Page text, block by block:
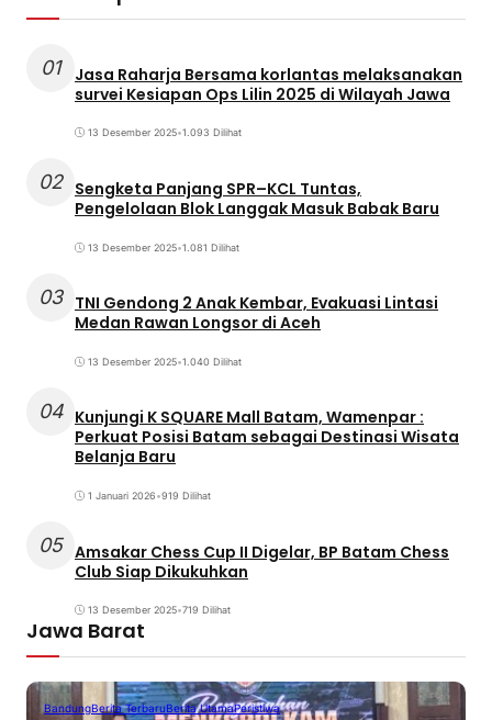
01
Jasa Raharja Bersama korlantas melaksanakan
survei Kesiapan Ops Lilin 2025 di Wilayah Jawa
13 Desember 2025•1.093 Dilihat
02 Sengketa Panjang SPR–KCL Tuntas,
Pengelolaan Blok Langgak Masuk Babak Baru
13 Desember 2025•1.081 Dilihat
03 TNI Gendong 2 Anak Kembar, Evakuasi Lintasi
Medan Rawan Longsor di Aceh
13 Desember 2025•1.040 Dilihat
04 Kunjungi K SQUARE Mall Batam, Wamenpar :
Perkuat Posisi Batam sebagai Destinasi Wisata
Belanja Baru
1 Januari 2026•919 Dilihat
05 Amsakar Chess Cup II Digelar, BP Batam Chess
Club Siap Dikukuhkan
13 Desember 2025•719 Dilihat
Jawa Barat
BandungBerita TerbaruBerita UtamaPeristiwa